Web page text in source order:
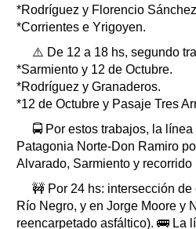
*Rodríguez y Florencio
*Corrientes e Yrigoyen.
⚠️ De 12 a 18 hs, segundo
*Sarmiento y 12 de Octubre.
*Rodríguez y Granaderos.
*12 de Octubre y Pasaje Tres
🚍 Por estos trabajos, la
Patagonia Norte-Don Ramiro
Alvarado, Sarmiento y recorrido
🚧 Por 24 hs: intersección
Río Negro, y en Jorge Moore y
reencarpetado asfáltico). 🚌 La